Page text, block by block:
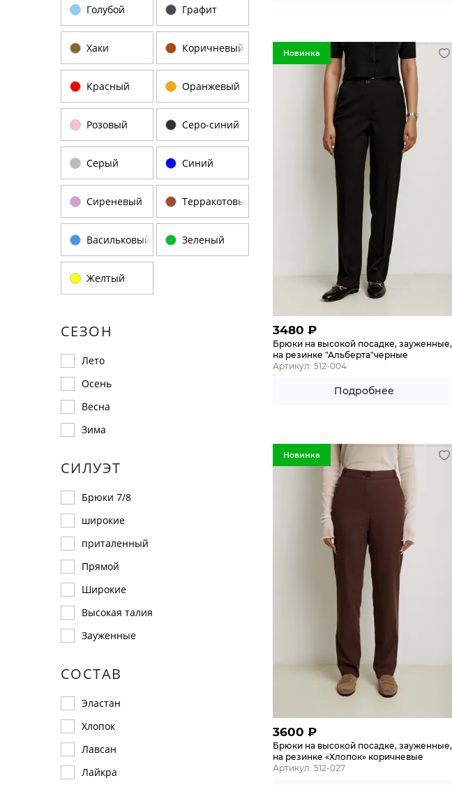
Голубой Графит
Хаки Коричневый
Красный Оранжевый
Розовый Серо-синий
Серый Синий
Сиреневый Терракотовый
Васильковый Зеленый
Желтый
СЕЗОН
Лето
Осень
Весна
Зима
СИЛУЭТ
Брюки 7/8
широкие
приталенный
Прямой
Широкие
Высокая талия
Зауженные
СОСТАВ
Эластан
Хлопок
Лавсан
Лайкра
Новинка
3480 ₽
Брюки на высокой посадке, зауженные,
на резинке "Альберта"черные
Артикул: 512-004
Подробнее
Новинка
3600 ₽
Брюки на высокой посадке, зауженные,
на резинке «Хлопок» коричневые
Артикул: 512-027